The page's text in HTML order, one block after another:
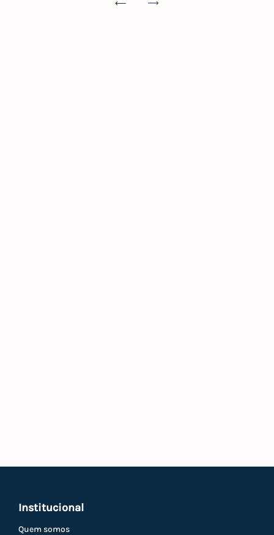
Institucional
Quem somos